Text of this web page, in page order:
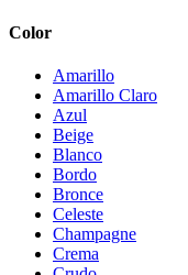
Color
Amarillo
Amarillo Claro
Azul
Beige
Blanco
Bordo
Bronce
Celeste
Champagne
Crema